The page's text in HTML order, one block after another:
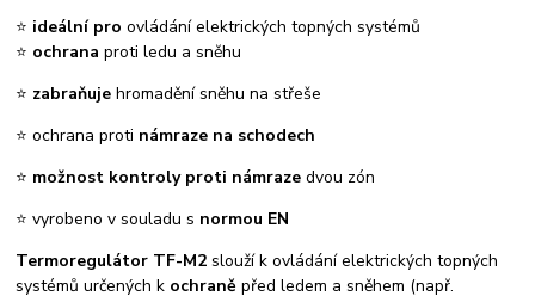
⭐ ideální pro ovládání elektrických topných systémů
⭐ ochrana proti ledu a sněhu
⭐ zabraňuje hromadění sněhu na střeše
⭐ ochrana proti námraze na schodech
⭐ možnost kontroly proti námraze dvou zón
⭐ vyrobeno v souladu s normou EN
Termoregulátor TF-M2 slouží k ovládání elektrických topných
systémů určených k ochraně před ledem a sněhem (např.